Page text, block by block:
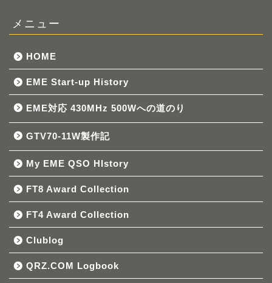
メニュー
HOME
EME Start-up History
EME対応 430MHz 500Wへの道のり
GTV70-11W製作記
My EME QSO HIstory
FT8 Award Collection
FT4 Award Collection
Clublog
QRZ.COM Logbook